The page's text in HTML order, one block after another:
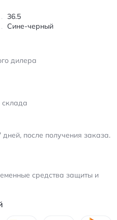
и антискользящей
36.5
Сине-черный
дилера
после получения заказа.
средства защиты и